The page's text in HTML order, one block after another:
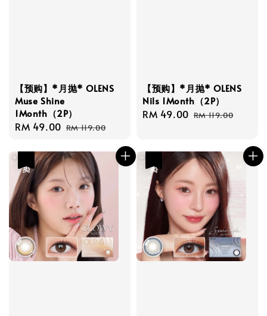
【预购】*月抛* OLENS
Muse Shine
1Month（2P）
Sale
RM 49.00 Regular
RM 119.00
【预购】*月抛* OLENS
Nils 1Month（2P）
Sale
RM 49.00 Regular
RM 119.00